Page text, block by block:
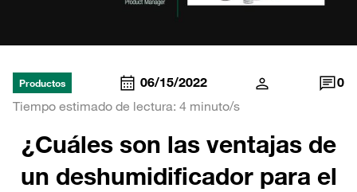
Productos 06/15/2022
0
Tiempo estimado de lectura: 4 minuto/s
¿Cuáles son las ventajas de
un deshumidificador para el